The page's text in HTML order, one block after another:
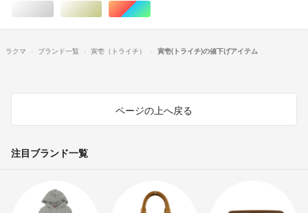
シルバー/銀色系ゴールド/金色系マルチカラー
ラクマ ブランド一覧 寅壱（トライチ） 寅壱(トライチ)の値下げアイテム
ページの上へ戻る
注目ブランド一覧